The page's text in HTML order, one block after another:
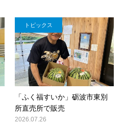
トピックス
「ふく福すいか」砺波市東別
所直売所で販売
2026.07.26